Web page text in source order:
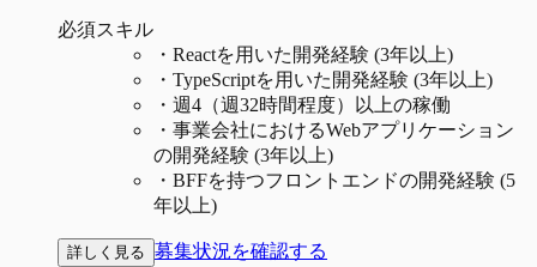
必須スキル
・ Reactを用いた開発経験 (3年以上)
・ TypeScriptを用いた開発経験 (3年以上)
・ 週4（週32時間程度）以上の稼働
・ 事業会社におけるWebアプリケーション
の開発経験 (3年以上)
・ BFFを持つフロントエンドの開発経験 (5
年以上)
詳しく見る 募集状況を確認する